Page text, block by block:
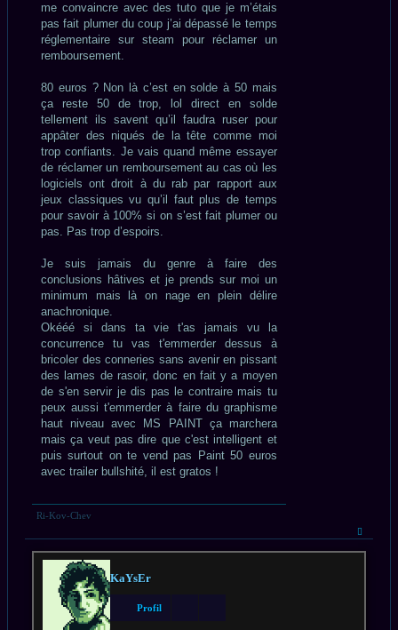
me convaincre avec des tuto que je m’étais
pas fait plumer du coup j’ai dépassé le temps
réglementaire sur steam pour réclamer un
remboursement.
80 euros ? Non là c’est en solde à 50 mais
ça reste 50 de trop, lol direct en solde
tellement ils savent qu’il faudra ruser pour
appâter des niqués de la tête comme moi
trop confiants. Je vais quand même essayer
de réclamer un remboursement au cas où les
logiciels ont droit à du rab par rapport aux
jeux classiques vu qu’il faut plus de temps
pour savoir à 100% si on s’est fait plumer ou
pas. Pas trop d’espoirs.
Je suis jamais du genre à faire des
conclusions hâtives et je prends sur moi un
minimum mais là on nage en plein délire
anachronique.
Okééé si dans ta vie t'as jamais vu la
concurrence tu vas t'emmerder dessus à
bricoler des conneries sans avenir en pissant
des lames de rasoir, donc en fait y a moyen
de s'en servir je dis pas le contraire mais tu
peux aussi t'emmerder à faire du graphisme
haut niveau avec MS PAINT ça marchera
mais ça veut pas dire que c'est intelligent et
puis surtout on te vend pas Paint 50 euros
avec trailer bullshité, il est gratos !
Ri-Kov-Chev
KaYsEr
Profil